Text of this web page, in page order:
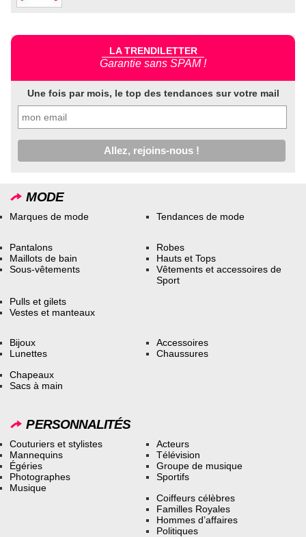
LA TRENDILETTER
Garantie sans SPAM !
Une fois par mois, le top des tendances sur votre mail
MODE
Marques de mode Tendances de mode
Pantalons
Maillots de bain
Sous-vêtements
Robes
Hauts et Tops
Vêtements et accessoires de
Sport
Pulls et gilets
Vestes et manteaux
Bijoux
Lunettes
Accessoires
Chaussures
Chapeaux
Sacs à main
PERSONNALITÉS
Couturiers et stylistes
Mannequins
Égéries
Photographes
Musique
Acteurs
Télévision
Groupe de musique
Sportifs
Coiffeurs célèbres
Familles Royales
Hommes d’affaires
Politiques